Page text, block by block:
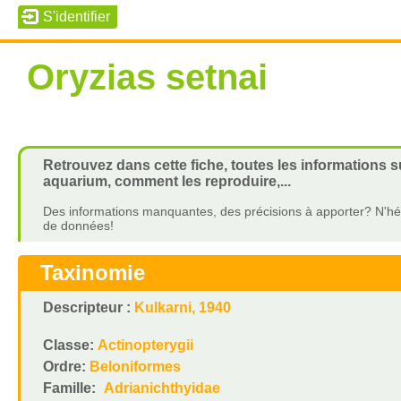
Oryzias setnai
Retrouvez dans cette fiche, toutes les informations
aquarium, comment les reproduire,...
Des informations manquantes, des précisions à apporter?
de données!
Taxinomie
Descripteur : Kulkarni, 1940
Classe: Actinopterygii
Ordre: Beloniformes
Famille: Adrianichthyidae